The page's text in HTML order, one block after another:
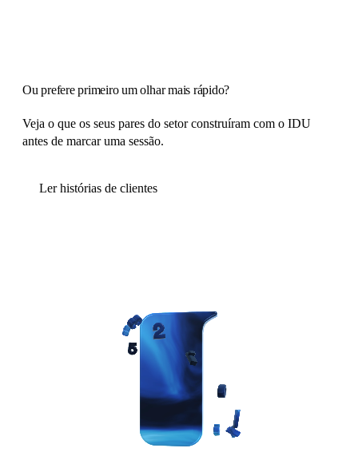
Ou prefere primeiroum olhar mais rápido?
Veja o que os seus pares do setor construíram com o IDU
antes de marcar uma sessão.
Ler histórias de clientes